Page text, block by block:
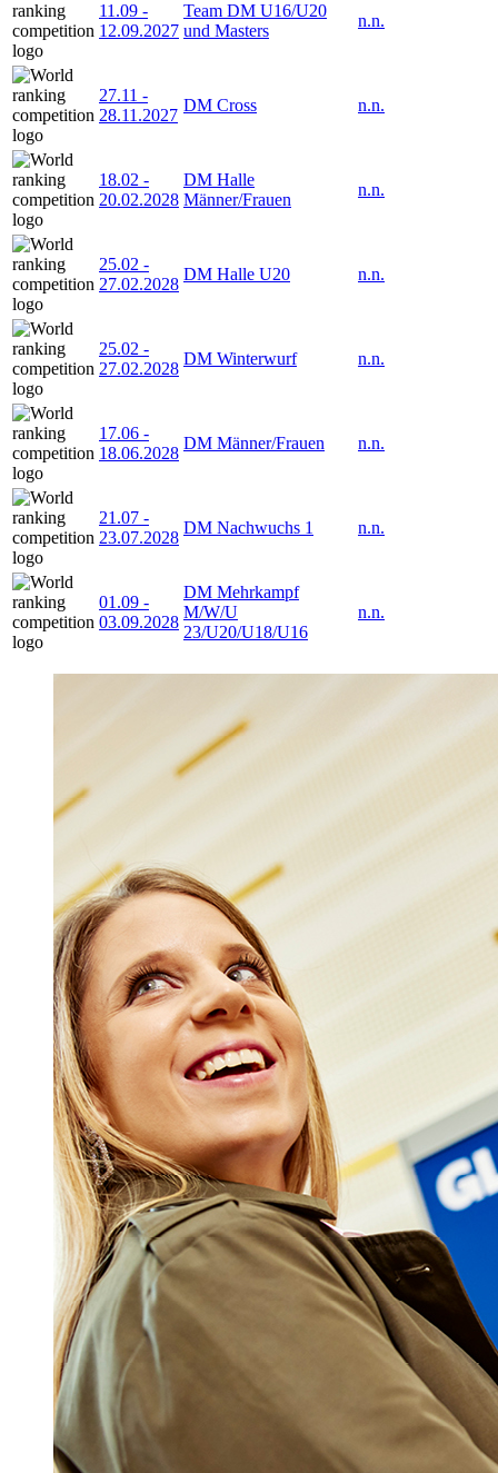
11.09 -
12.09.2027
Team DM U16/U20
und Masters
n.n.
27.11 -
28.11.2027
DM Cross n.n.
18.02 -
20.02.2028
DM Halle
Männer/Frauen
n.n.
25.02 -
27.02.2028
DM Halle U20 n.n.
25.02 -
27.02.2028
DM Winterwurf n.n.
17.06 -
18.06.2028
DM Männer/Frauen n.n.
21.07 -
23.07.2028
DM Nachwuchs 1 n.n.
01.09 -
03.09.2028
DM Mehrkampf
M/W/U
23/U20/U18/U16
n.n.